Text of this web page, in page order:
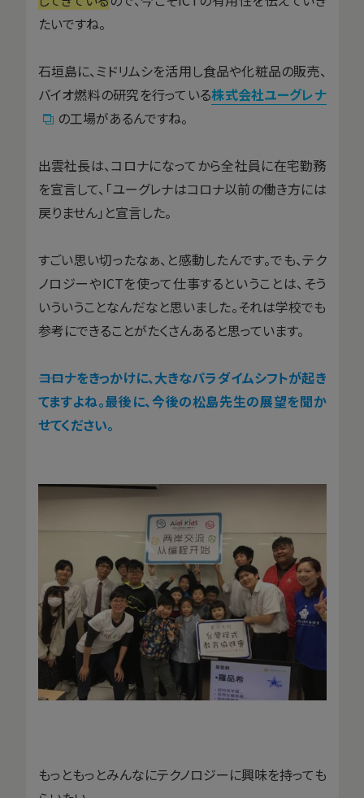
たいですね。
石垣島に、ミドリムシを活用し食品や化粧品の販売、
バイオ燃料の研究を行っている株式会社ユーグレナ
の工場があるんですね。
出雲社長は、コロナになってから全社員に在宅勤務
を宣言して、「ユーグレナはコロナ以前の働き方には
戻りません」と宣言した。
すごい思い切ったなぁ、と感動したんです。でも、テク
ノロジーやICTを使って仕事するということは、そう
いういうことなんだなと思いました。それは学校でも
参考にできることがたくさんあると思っています。
――コロナをきっかけに、大きなパラダイムシフトが起き
てますよね。最後に、今後の松島先生の展望を聞か
せてください。
もっともっとみんなにテクノロジーに興味を持っても